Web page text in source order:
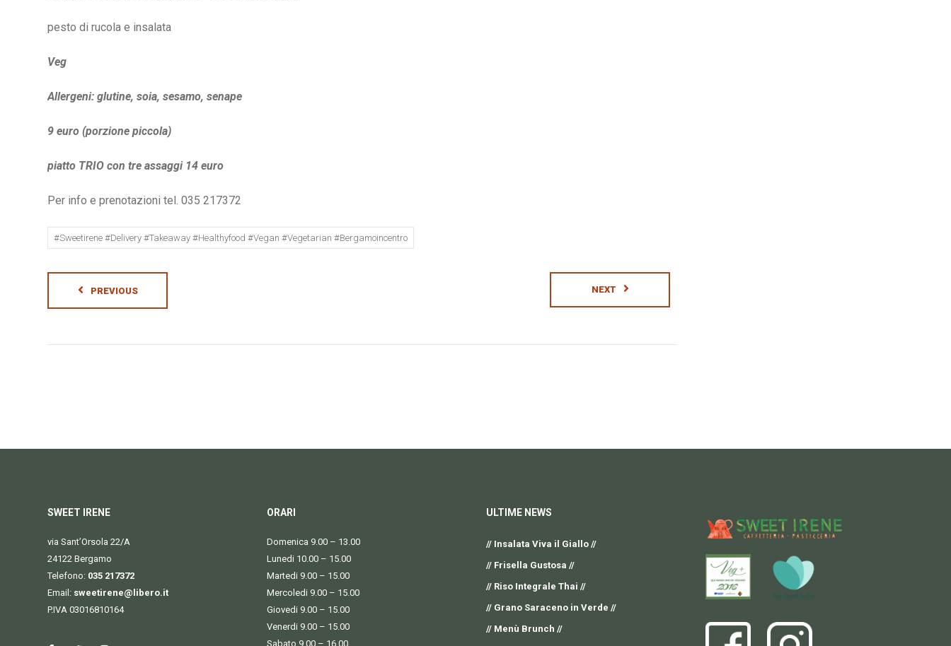
pesto di rucola e insalata
Veg
Allergeni: glutine, soia, sesamo, senape
9 euro (porzione piccola)
piatto TRIO con tre assaggi 14 euro
Per info e prenotazioni tel. 035 217372
#sweetirene #delivery #takeaway #healthyfood #vegan #vegetarian #bergamoincentro
PREVIOUS NEXT
SWEET IRENE
via Sant’Orsola 22/A
24122 Bergamo
Telefono: 035 217372
Email: sweetirene@libero.it
P.IVA 03016810164
ORARI
Domenica 9.00 – 13.00
Lunedi 10.00 – 15.00
Martedi 9.00 – 15.00
Mercoledi 9.00 – 15.00
Giovedi 9.00 – 15.00
Venerdi 9.00 – 15.00
Sabato 9.00 – 16.00
ULTIME NEWS
// Insalata Viva il Giallo //
// Frisella Gustosa //
// Riso Integrale Thai //
// Grano Saraceno in Verde //
// Menù Brunch //